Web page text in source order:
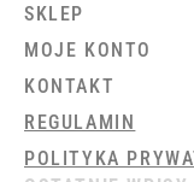
SKLEP
MOJE KONTO
KONTAKT
REGULAMIN
POLITYKA